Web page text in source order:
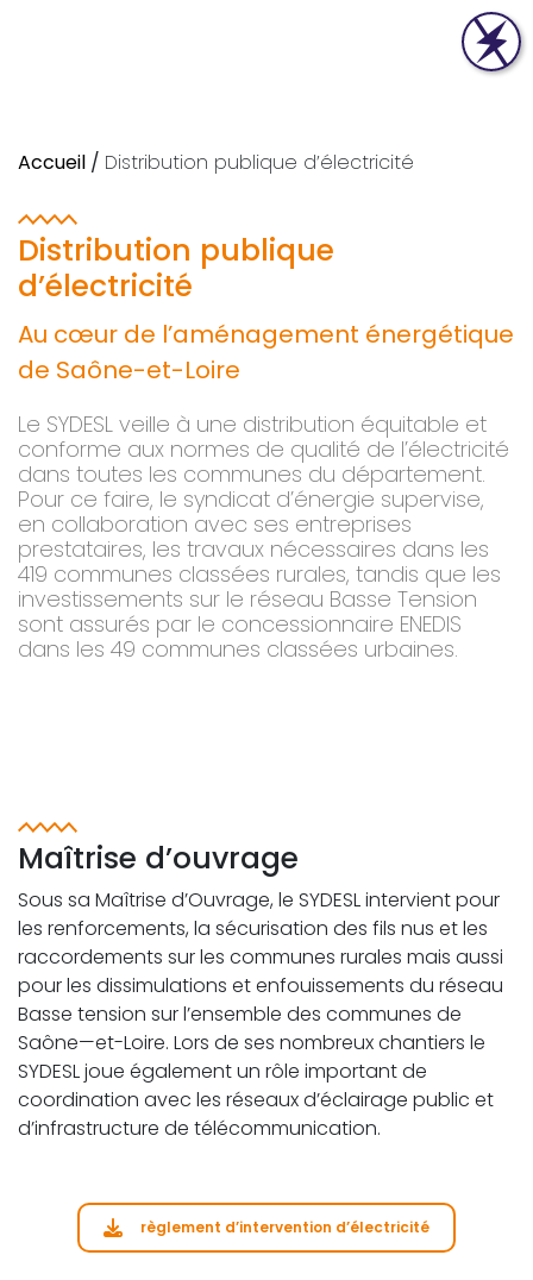
Accueil / Distribution publique d’électricité
Distribution publique
d’électricité
Au cœur de l’aménagement énergétique
de Saône-et-Loire
Le SYDESL veille à une distribution équitable et
conforme aux normes de qualité de l’électricité
dans toutes les communes du département.
Pour ce faire, le syndicat d’énergie supervise,
en collaboration avec ses entreprises
prestataires, les travaux nécessaires dans les
419 communes classées rurales, tandis que les
investissements sur le réseau Basse Tension
sont assurés par le concessionnaire ENEDIS
dans les 49 communes classées urbaines.
Maîtrise d’ouvrage
Sous sa Maîtrise d’Ouvrage, le SYDESL intervient pour
les renforcements, la sécurisation des fils nus et les
raccordements sur les communes rurales mais aussi
pour les dissimulations et enfouissements du réseau
Basse tension sur l’ensemble des communes de
Saône—et-Loire. Lors de ses nombreux chantiers le
SYDESL joue également un rôle important de
coordination avec les réseaux d’éclairage public et
d’infrastructure de télécommunication.
règlement d’intervention d’électricité